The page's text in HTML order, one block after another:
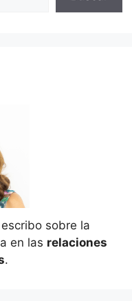
sobre la
en las relaciones
.